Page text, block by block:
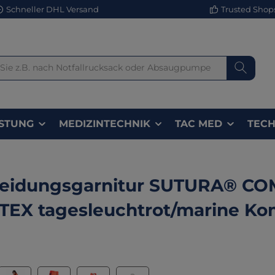
Schneller DHL Versand Trusted
MEDIZINTECHNIK TAC MED
SUTURA®
tagesleuchtrot/marine
überspringen